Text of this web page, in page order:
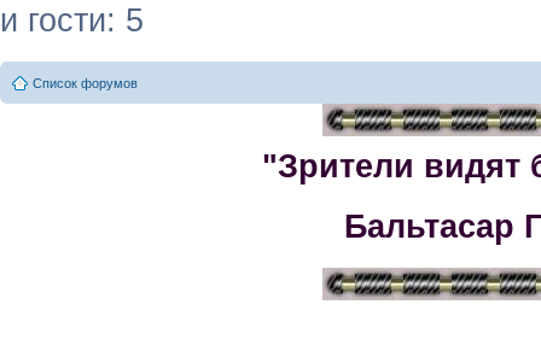
и гости: 5
Список форумов
"Зрители видят
Бальтасар